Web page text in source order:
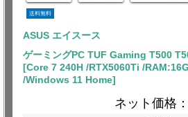
送料無料
ASUS エイスース
ゲーミングPC TUF Gaming T500
[Core 7 240H /RTX5060Ti /
/Windows 11 Home]
ネット価格：